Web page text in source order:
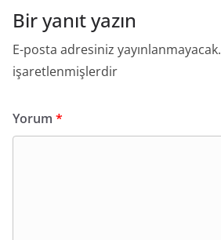
Bir yanıt yazın
E-posta adresiniz yayınlanmayacak.
işaretlenmişlerdir
Yorum *